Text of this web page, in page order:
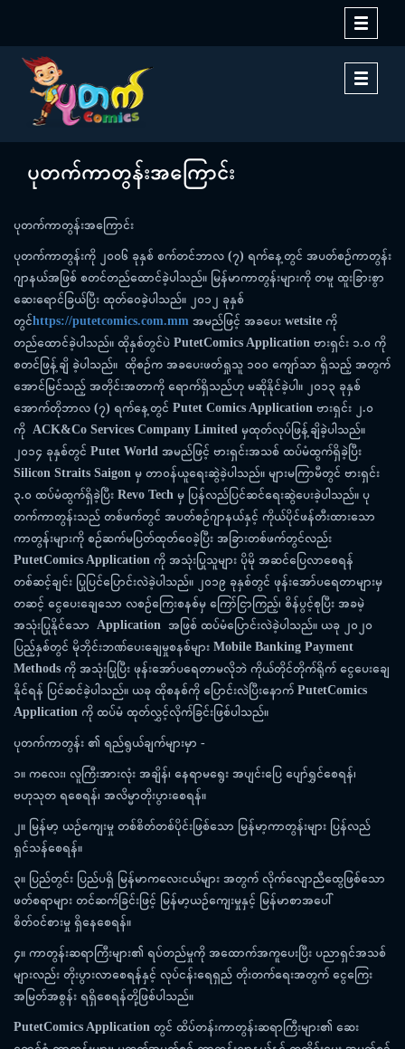
Toggle
Toggle
ပုတက်ကာတွန်းအကြောင်း
ပုတက်ကာတွန်းအကြောင်း
ပုတက်ကာတွန်းကို ၂၀၀၆ ခုနှစ် စက်တင်ဘာလ (၇) ရက်နေ့တွင် အပတ်စဉ်ကာတွန်း
ဂျာနယ်အဖြစ် စတင်တည်ထောင်ခဲ့ပါသည်။ မြန်မာကာတွန်းများကို တမူ ထူးခြားစွာ
ဆေးရောင်ခြယ်ပြီး ထုတ်ဝေခဲ့ပါသည်။ ၂၀၁၂ ခုနှစ်
တွင်https://putetcomics.com.mm အမည်ဖြင့် အခပေး wetsite ကို
တည်ထောင်ခဲ့ပါသည်။ ထိုနှစ်တွင်ပဲ PutetComics Application ဗားရှင်း ၁.၀ ကို
စတင်ဖြန့်ချိ ခဲ့ပါသည်။ ထိုစဉ်က အခပေးဖတ်ရှုသူ ၁၀၀ ကျော်သာ ရှိသည့် အတွက်
အောင်မြင်သည့် အတိုင်းအတာကို ရောက်ရှိသည်ဟု မဆိုနိုင်ခဲ့ပါ။ ၂၀၁၃ ခုနှစ်
အောက်တိုဘာလ (၇) ရက်နေ့တွင် Putet Comics Application ဗားရှင်း ၂.၀
ကို ACK&Co Services Company Limited မှထုတ်လုပ်ဖြန့်ချိခဲ့ပါသည်။
၂၀၁၄ ခုနှစ်တွင် Putet World အမည်ဖြင့် ဗားရှင်းအသစ် ထပ်မံထွက်ရှိခဲ့ပြီး
Silicon Straits Saigon မှ တာဝန်ယူရေးဆွဲခဲ့ပါသည်။ များမကြာမီတွင် ဗားရှင်း
၃.၀ ထပ်မံထွက်ရှိခဲ့ပြီး Revo Tech မှ ပြန်လည်ပြင်ဆင်ရေးဆွဲပေးခဲ့ပါသည်။ ပု
တက်ကာတွန်းသည် တစ်ဖက်တွင် အပတ်စဉ်ဂျာနယ်နှင့် ကိုယ်ပိုင်ဖန်တီးထားသော
ကာတွန်းများကို စဉ်ဆက်မပြတ်ထုတ်ဝေခဲ့ပြီး အခြားတစ်ဖက်တွင်လည်း
PutetComics Application ကို အသုံးပြုသူများ ပိုမို အဆင်ပြေလာစေရန်
တစ်ဆင့်ချင်း ပြုပြင်ပြောင်းလဲခဲ့ပါသည်။ ၂၀၁၉ ခုနှစ်တွင် ဖုန်းအော်ပရေတာများမှ
တဆင့် ငွေပေးချေသော လစဉ်ကြေးစနစ်မှ ကြော်ငြာကြည့်၊ စိန်ပွင့်စုပြီး အခမဲ့
အသုံးပြုနိုင်သော Application အဖြစ် ထပ်မံပြောင်းလဲခဲ့ပါသည်။ ယခု ၂၀၂၀
ပြည့်နှစ်တွင် မိုဘိုင်းဘဏ်ပေးချေမှုစနစ်များ Mobile Banking Payment
Methods ကို အသုံးပြုပြီး ဖုန်းအော်ပရေတာမလိုဘဲ ကိုယ်တိုင်တိုက်ရိုက် ငွေပေးချေ
နိုင်ရန် ပြင်ဆင်ခဲ့ပါသည်။ ယခု ထိုစနစ်ကို ပြောင်းလဲပြီးနောက် PutetComics
Application ကို ထပ်မံ ထုတ်လွှင့်လိုက်ခြင်းဖြစ်ပါသည်။
ပုတက်ကာတွန်း ၏ ရည်ရွယ်ချက်များမှာ -
၁။ ကလေး၊ လူကြီးအားလုံး အချိန်၊ နေရာမရွေး အပျင်းပြေ ပျော်ရွှင်စေရန်၊
ဗဟုသုတ ရစေရန်၊ အလိမ္မာတိုးပွားစေရန်။
၂။ မြန်မာ့ ယဉ်ကျေးမှု တစ်စိတ်တစ်ပိုင်းဖြစ်သော မြန်မာ့ကာတွန်းများ ပြန်လည်
ရှင်သန်စေရန်။
၃။ ပြည်တွင်း ပြည်ပရှိ မြန်မာကလေးငယ်များ အတွက် လိုက်လျောညီထွေဖြစ်သော
ဖတ်စရာများ တင်ဆက်ခြင်းဖြင့် မြန်မာ့ယဉ်ကျေးမှုနှင့် မြန်မာစာအပေါ်
စိတ်ဝင်စားမှု ရှိနေစေရန်။
၄။ ကာတွန်းဆရာကြီးများ၏ ရပ်တည်မှုကို အထောက်အကူပေးပြီး ပညာရှင်အသစ်
များလည်း တိုးပွားလာစေရန်နှင့် လုပ်ငန်းရေရှည် တိုးတက်ရေးအတွက် ငွေကြေး
အမြတ်အစွန်း ရရှိစေရန်တို့ဖြစ်ပါသည်။
PutetComics Application တွင် ထိပ်တန်းကာတွန်းဆရာကြီးများ၏ ဆေး